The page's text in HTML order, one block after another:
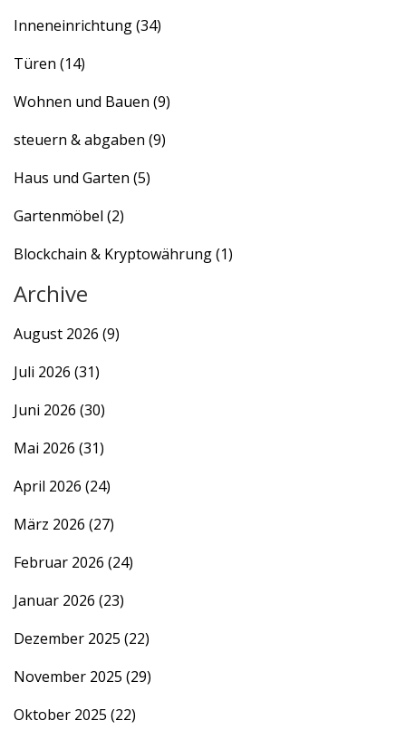
Inneneinrichtung(34)
Türen (14)
Wohnen und Bauen (9)
steuern & abgaben (9)
Haus und Garten (5)
Gartenmöbel (2)
Blockchain & Kryptowährung(1)
Archive
August 2026 (9)
Juli 2026 (31)
Juni 2026 (30)
Mai 2026 (31)
April 2026 (24)
März 2026 (27)
Februar 2026 (24)
Januar 2026 (23)
Dezember 2025 (22)
November 2025 (29)
Oktober 2025 (22)